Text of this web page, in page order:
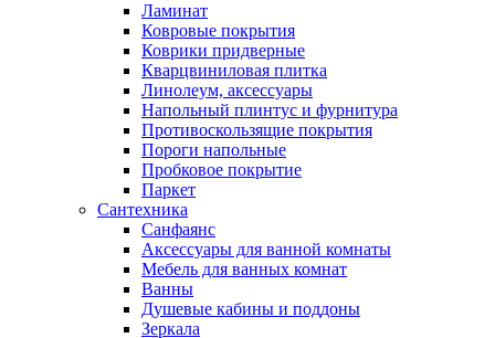
Ламинат
Ковровые покрытия
Коврики придверные
Кварцвиниловая плитка
Линолеум, аксессуары
Напольный плинтус и фурнитура
Противоскользящие покрытия
Пороги напольные
Пробковое покрытие
Паркет
Сантехника
Санфаянс
Аксессуары для ванной комнаты
Мебель для ванных комнат
Ванны
Душевые кабины и поддоны
Зеркала